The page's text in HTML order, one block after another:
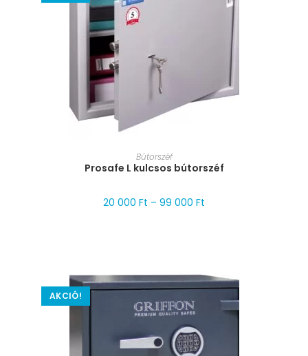
MÉRET VÁLASZTÁSA
Bútorszéf
Prosafe L kulcsos bútorszéf
20 000 Ft – 99 000 Ft
AKCIÓ!